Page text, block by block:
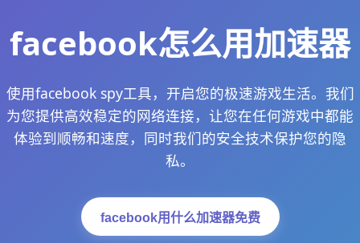
facebook怎么用加速器
使用facebook spy工具，开启您的极速游戏生活。我们
为您提供高效稳定的网络连接，让您在任何游戏中都能
体验到顺畅和速度，同时我们的安全技术保护您的隐
私。
facebook用什么加速器免费